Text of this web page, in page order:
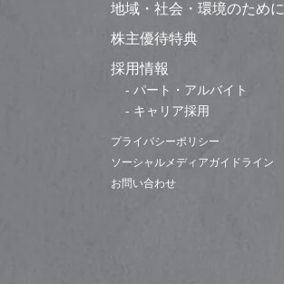
地域・社会・環境のために
株主優待特典
採用情報
- パート・アルバイト
- キャリア採用
プライバシーポリシー
ソーシャルメディアガイドライン
お問い合わせ